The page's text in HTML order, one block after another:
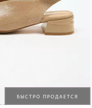
БЫСТРО ПРОДАЕТСЯ